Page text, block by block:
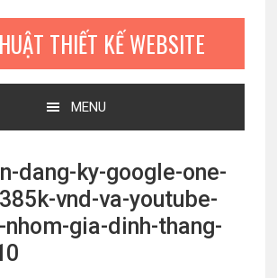
THIẾT KẾ WEBSITE
MENU
dang-ky-google-one-
vnd-va-youtube-
gia-dinh-thang-